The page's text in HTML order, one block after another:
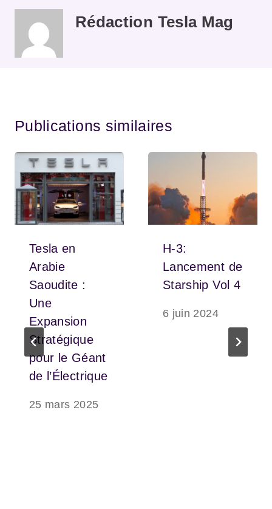
Rédaction Tesla Mag
Publications similaires
Tesla en
Arabie
Saoudite :
Une
Expansion
Stratégique
pour le Géant
de l’Électrique
25 mars 2025
H-3:
Lancement de
Starship Vol 4
6 juin 2024